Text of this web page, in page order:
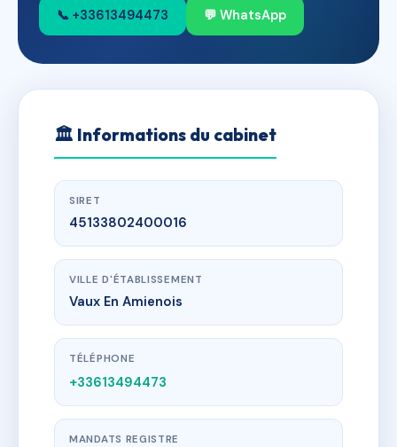
📞 +33613494473 💬 WhatsApp
🏛 Informations du cabinet
SIRET
45133802400016
VILLE D'ÉTABLISSEMENT
Vaux En Amienois
TÉLÉPHONE
+33613494473
MANDATS REGISTRE